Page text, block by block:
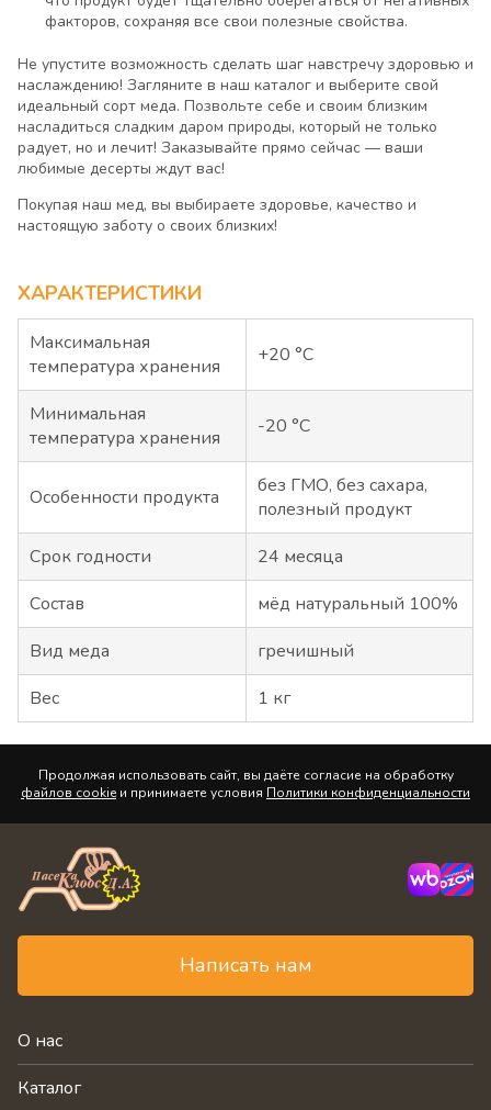
факторов, сохраняя все свои полезные свойства.
Не упустите возможность сделать шаг навстречу здоровью и
наслаждению! Загляните в наш каталог и выберите свой
идеальный сорт меда. Позвольте себе и своим близким
насладиться сладким даром природы, который не только
радует, но и лечит! Заказывайте прямо сейчас — ваши
любимые десерты ждут вас!
Покупая наш мед, вы выбираете здоровье, качество и
настоящую заботу о своих близких!
ХАРАКТЕРИСТИКИ
Максимальная
температура хранения
+20 °C
Минимальная
температура хранения
-20 °C
Особенности продукта
без ГМО, без сахара,
полезный продукт
Срок годности
24 месяца
Состав
мёд натуральный 100%
Вид меда
гречишный
Вес
1 кг
Продолжая использовать сайт, вы даёте согласие на обработку
файлов cookie и принимаете условия Политики конфиденциальности
Написать нам
О нас
Каталог